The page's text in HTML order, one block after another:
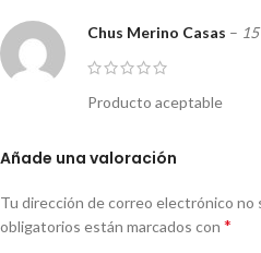
Chus Merino Casas –
Producto aceptable
Añade una valoración
Tu dirección de correo electrónico no
obligatorios están marcados con *